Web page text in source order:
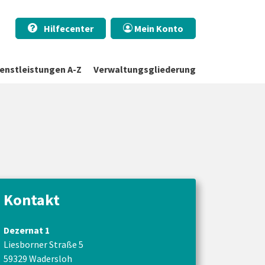
Hilfecenter Mein Konto
A-Z Verwaltungsgliederung
Kontakt
Dezernat 1
Liesborner Straße 5
59329 Wadersloh